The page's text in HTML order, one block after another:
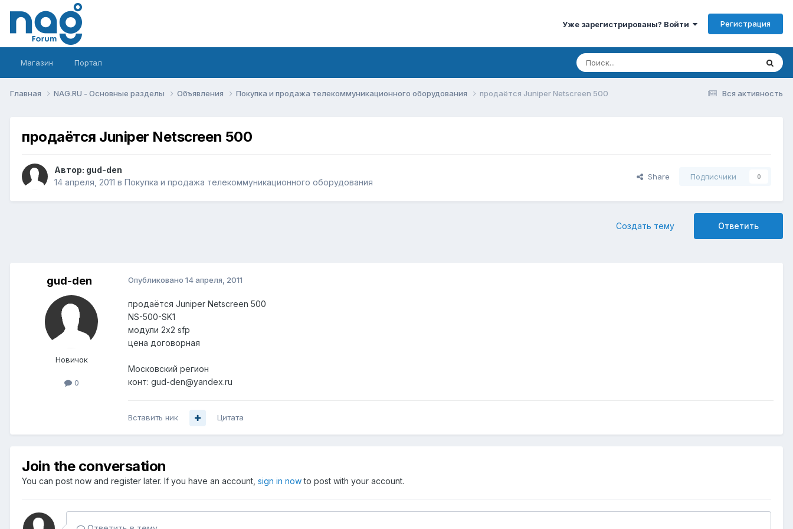
Уже зарегистрированы? Войти Регистрация
Магазин Портал
Вся активность
Главная NAG.RU - Основные разделы Объявления Покупка и продажа телекоммуникационного оборудования продаётся Juniper Netscreen 500
продаётся Juniper Netscreen 500
Автор: gud-den
14 апреля, 2011 в Покупка и продажа телекоммуникационного оборудования
Share Подписчики 0
Ответить
Создать тему
gud-den
Новичок
0
Опубликовано 14 апреля, 2011
продаётся Juniper Netscreen 500
NS-500-SK1
модули 2x2 sfp
цена договорная
Московский регион
конт: gud-den@yandex.ru
Вставить ник Цитата
Join the conversation
You can post now and register later. If you have an account, sign in nowto post with your account.